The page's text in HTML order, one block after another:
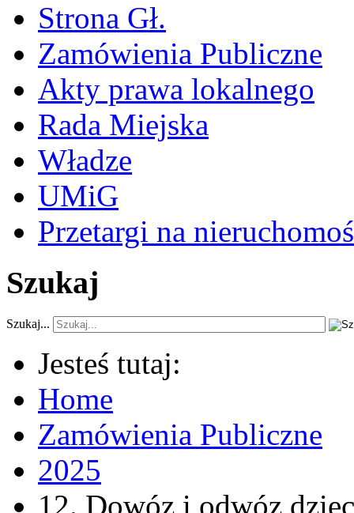
Strona Gł.
Zamówienia Publiczne
Akty prawa lokalnego
Rada Miejska
Władze
UMiG
Przetargi na
Szukaj
Szukaj...
Jesteś tutaj:
Home
Zamówienia Publiczne
2025
12. Dowóz i odwóz